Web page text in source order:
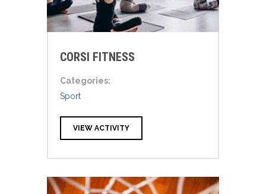
CORSI FITNESS
Categories:
Sport
VIEW ACTIVITY